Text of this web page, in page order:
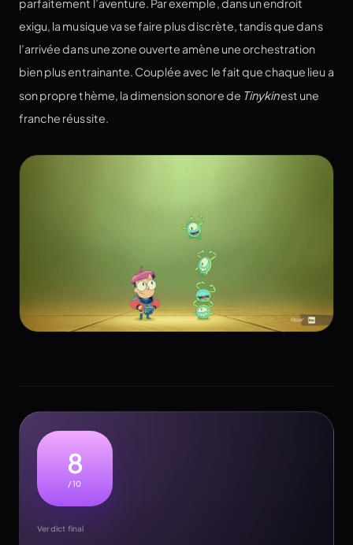
parfaitement l’aventure. Par exemple, dans un endroit
exigu, la musique va se faire plus discrète, tandis que dans
l’arrivée dans une zone ouverte amène une orchestration
bien plus entrainante. Couplée avec le fait que chaque lieu a
son propre thème, la dimension sonore de Tinykinest une
franche réussite.
8
/10
Verdict final